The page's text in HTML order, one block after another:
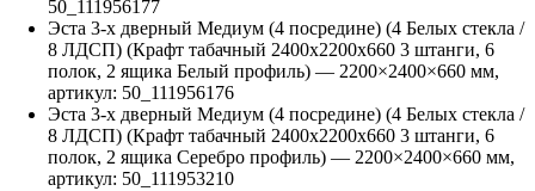
50_111956177
Эста 3-х дверный Медиум (4 посредине) (4 Белых стекла /
8 ЛДСП) (Крафт табачный 2400х2200х660 3 штанги, 6
полок, 2 ящика Белый профиль) — 2200×2400×660 мм,
артикул: 50_111956176
Эста 3-х дверный Медиум (4 посредине) (4 Белых стекла /
8 ЛДСП) (Крафт табачный 2400х2200х660 3 штанги, 6
полок, 2 ящика Серебро профиль) — 2200×2400×660 мм,
артикул: 50_111953210